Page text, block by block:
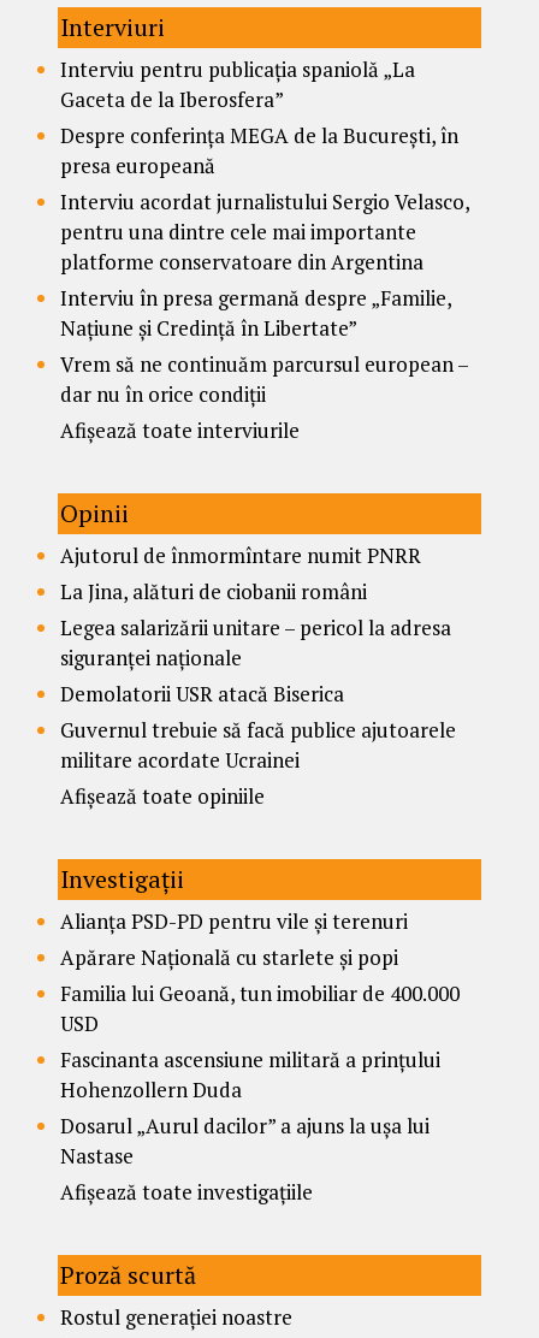
Interviuri
Interviu pentru publicația spaniolă „La
Gaceta de la Iberosfera”
Despre conferința MEGA de la București, în
presa europeană
Interviu acordat jurnalistului Sergio Velasco,
pentru una dintre cele mai importante
platforme conservatoare din Argentina
Interviu în presa germană despre „Familie,
Națiune și Credință în Libertate”
Vrem să ne continuăm parcursul european –
dar nu în orice condiții
Afișează toate interviurile
Opinii
Ajutorul de înmormîntare numit PNRR
La Jina, alături de ciobanii români
Legea salarizării unitare – pericol la adresa
siguranței naționale
Demolatorii USR atacă Biserica
Guvernul trebuie să facă publice ajutoarele
militare acordate Ucrainei
Afișează toate opiniile
Investigații
Alianța PSD-PD pentru vile și terenuri
Apărare Națională cu starlete și popi
Familia lui Geoană, tun imobiliar de 400.000
USD
Fascinanta ascensiune militară a prințului
Hohenzollern Duda
Dosarul „Aurul dacilor” a ajuns la ușa lui
Nastase
Afișează toate investigațiile
Proză scurtă
Rostul generației noastre